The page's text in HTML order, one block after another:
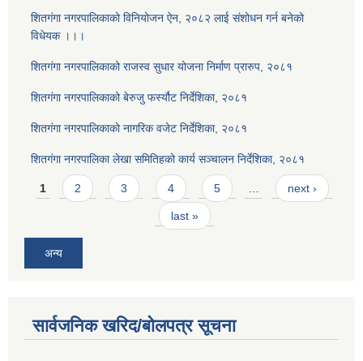
शितगंगा नगरपालिकाको विनियोजन ऐन, २०८२ लाई संशोधन गर्न बनेको
विधेयक ।।।
शितगंगा नगरपालिकाको राजस्व सुधार योजना निर्माण प्रारुप, २०८१
शितगंगा नगरपालिकाको बेरुजु फर्स्यौट निर्देशिका, २०८१
शितगंगा नगरपालिकाको नागरिक वजेट निर्देशिका, २०८१
शितगंगा नगरपालिका लेखा समितिहको कार्य सञ्चालन निर्देशिका, २०८१
Pages
1 2 3 4 5 next ›
last »
अन्य
सार्वजनिक खरिद/बोलपत्र सूचना